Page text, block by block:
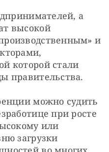
а
высокой
и
которой стали
правительства.
можно судить
при росте
или
загрузки